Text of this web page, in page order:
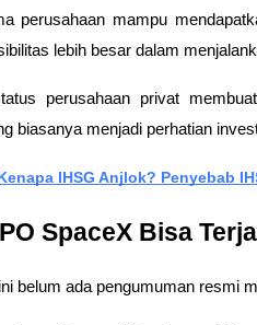
perusahaan mampu
lebih besar dalam
perusahaan privat
biasanya menjadi perhatian
IHSG Anjlok? Penyebab
SpaceX Bisa
belum ada pengumuman resmi